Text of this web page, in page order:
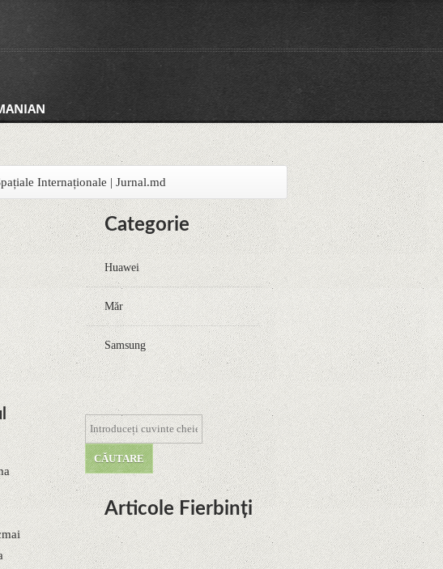
Internaționale | Jurnal.md
Categorie
Huawei
Măr
Samsung
Articole Fierbinți
Dota Anime venind la Netflix în